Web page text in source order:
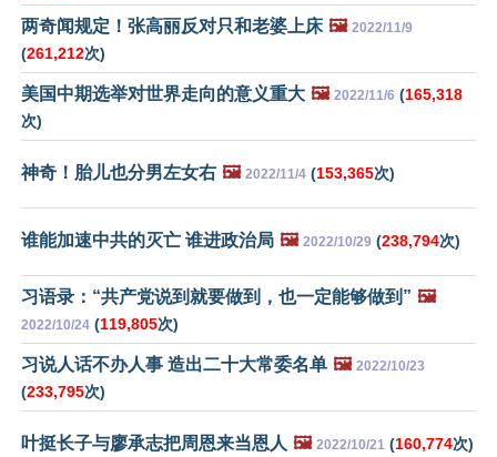
两奇闻规定！张高丽反对只和老婆上床 🖼️ 2022/11/9
(261,212次)
美国中期选举对世界走向的意义重大 🖼️ 2022/11/6 (165,318
次)
神奇！胎儿也分男左女右 🖼️ 2022/11/4 (153,365次)
谁能加速中共的灭亡 谁进政治局 🖼️ 2022/10/29 (238,794次)
习语录：“共产党说到就要做到，也一定能够做到” 🖼️
2022/10/24 (119,805次)
习说人话不办人事 造出二十大常委名单 🖼️ 2022/10/23
(233,795次)
叶挺长子与廖承志把周恩来当恩人 🖼️ 2022/10/21 (160,774次)